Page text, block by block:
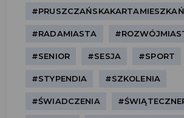
#RADAMIASTA
#SENIOR #SESJA #SPORT
#STYPENDIA #SZKOLENIA
#ŚWIADCZENIA